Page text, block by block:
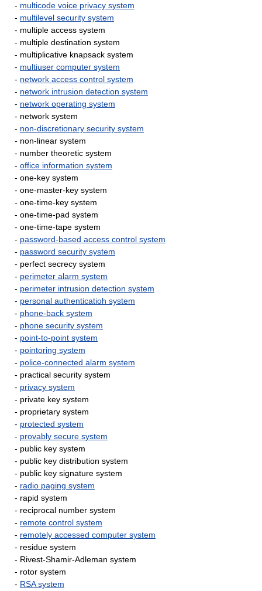
- multicode voice privacy system
- multilevel security system
- multiple access system
- multiple destination system
- multiplicative knapsack system
- multiuser computer system
- network access control system
- network intrusion detection system
- network operating system
- network system
- non-discretionary security system
- non-linear system
- number theoretic system
- office information system
- one-key system
- one-master-key system
- one-time-key system
- one-time-pad system
- one-time-tape system
- password-based access control system
- password security system
- perfect secrecy system
- perimeter alarm system
- perimeter intrusion detection system
- personal authenticatioh system
- phone-back system
- phone security system
- point-to-point system
- pointoring system
- police-connected alarm system
- practical security system
- privacy system
- private key system
- proprietary system
- protected system
- provably secure system
- public key system
- public key distribution system
- public key signature system
- radio paging system
- rapid system
- reciprocal number system
- remote control system
- remotely accessed computer system
- residue system
- Rivest-Shamir-Adleman system
- rotor system
- RSA system